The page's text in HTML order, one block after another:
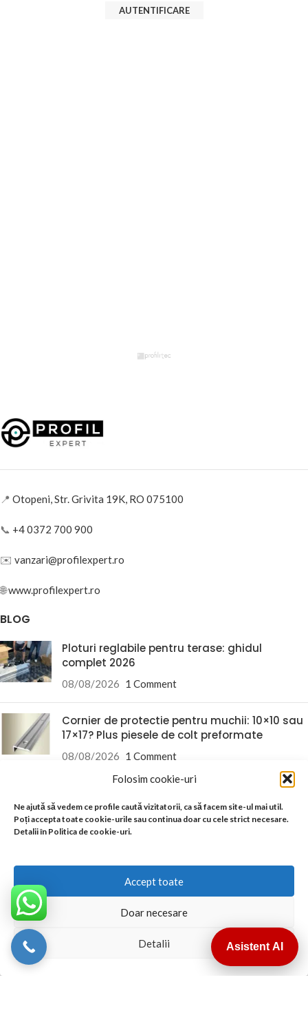
Folosim cookie-uri
Ne ajută să vedem ce profile caută vizitatorii, ca să facem site-ul mai util.
Poți accepta toate cookie-urile sau continua doar cu cele strict necesare.
Detalii în Politica de cookie-uri.
Accept toate
Doar necesare
Detalii
AUTENTIFICARE
📍 Otopeni, Str. Grivita 19K, RO 075100
📞 +4 0372 700 900
✉️ vanzari@profilexpert.ro
🌐www.profilexpert.ro
BLOG
Ploturi reglabile pentru terase: ghidul
complet 2026
08/08/2026 1 Comment
Cornier de protectie pentru muchii: 10×10 sau
17×17? Plus piesele de colt preformate
08/08/2026 1 Comment
Livram din stoc in 24-48h oriunde in Romania
Termeni si Conditii
Conditii Comerciale
Instructiuni montaj Garantie
Asistent AI